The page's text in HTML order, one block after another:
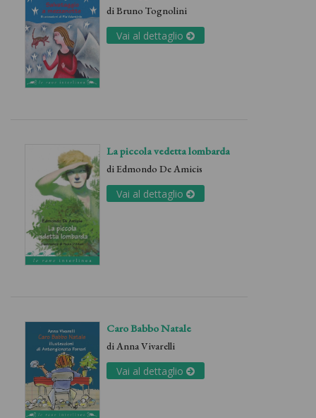
diBruno Tognolini
Vai al dettaglio
La piccola vedetta lombarda
diEdmondo De Amicis
Vai al dettaglio
Caro Babbo Natale
diAnna Vivarelli
Vai al dettaglio